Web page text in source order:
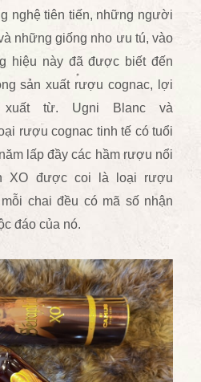
nghệ tiên tiến, những người
những giống nho ưu tú, vào
hiệu này đã được biết đến
sản xuất rượu cognac, lợi
từ. Ugni Blanc và
rượu cognac tinh tế có tuổi
lấp đầy các hầm rượu nổi
XO được coi là loại rượu
chai đều có mã số nhận
đáo của nó.